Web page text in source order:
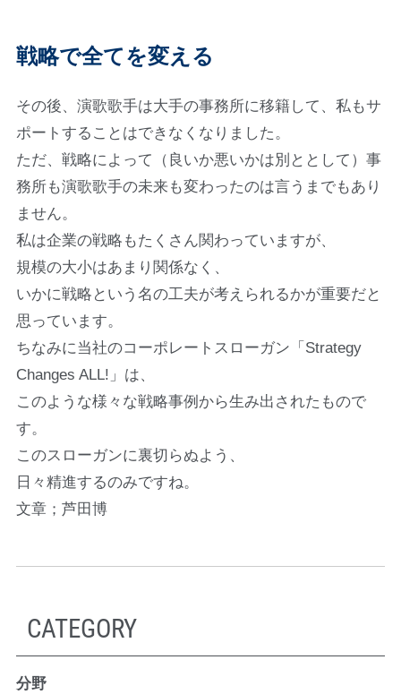
戦略で全てを変える
その後、演歌歌手は大手の事務所に移籍して、私もサ
ポートすることはできなくなりました。
ただ、戦略によって（良いか悪いかは別ととして）事
務所も演歌歌手の未来も変わったのは言うまでもあり
ません。
私は企業の戦略もたくさん関わっていますが、
規模の大小はあまり関係なく、
いかに戦略という名の工夫が考えられるかが重要だと
思っています。
ちなみに当社のコーポレートスローガン「Strategy
Changes ALL!」は、
このような様々な戦略事例から生み出されたもので
す。
このスローガンに裏切らぬよう、
日々精進するのみですね。
文章；芦田博
CATEGORY
分野